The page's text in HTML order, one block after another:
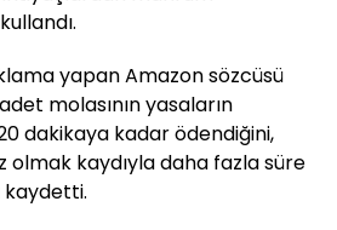
yapan Amazon sözcüsü
molasının yasaların
dakikaya kadar ödendiğini,
olmak kaydıyla daha fazla süre